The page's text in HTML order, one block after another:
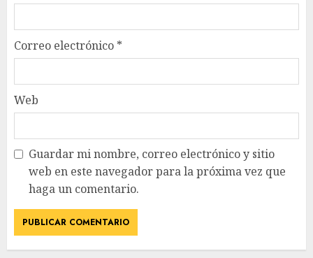
Correo electrónico *
Web
Guardar mi nombre, correo electrónico y sitio
web en este navegador para la próxima vez que
haga un comentario.